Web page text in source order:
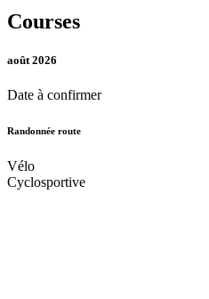
Courses
août 2026
Date à confirmer
Randonnée route
Vélo
Cyclosportive